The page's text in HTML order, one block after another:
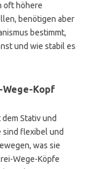
oft höhere
benötigen aber
bestimmt,
und wie stabil es
Kopf
Stativ und
sind flexibel und
was sie
Wege-Köpfe